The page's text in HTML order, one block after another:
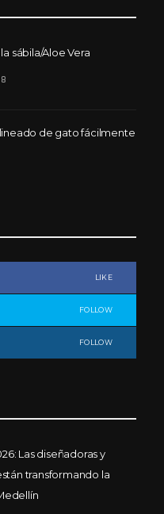
sábila/Aloe Vera
de gato fácilmente
LIKE
FOLLOW
FOLLOW
Las diseñadoras y
transformando la